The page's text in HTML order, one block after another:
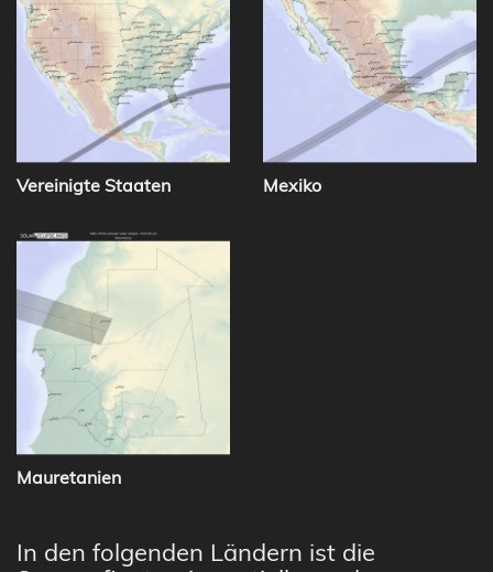
Vereinigte Staaten Mexiko
Mauretanien
In den folgenden Ländern ist die